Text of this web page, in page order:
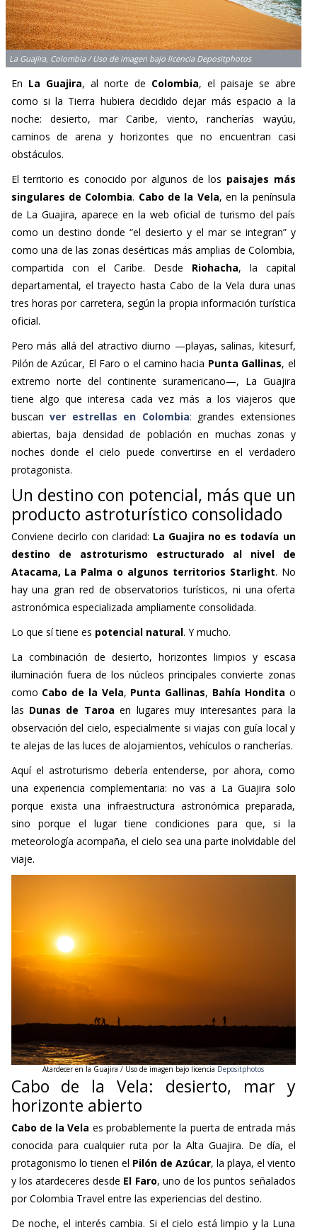
La Guajira, Colombia / Uso de imagen bajo licencia Depositphotos
En La Guajira, al norte de Colombia, el paisaje se abre
como si la Tierra hubiera decidido dejar más espacio a la
noche: desierto, mar Caribe, viento, rancherías wayúu,
caminos de arena y horizontes que no encuentran casi
obstáculos.
El territorio es conocido por algunos de los paisajes más
singulares de Colombia. Cabo de la Vela, en la península
de La Guajira, aparece en la web oficial de turismo del país
como un destino donde “el desierto y el mar se integran” y
como una de las zonas desérticas más amplias de Colombia,
compartida con el Caribe. Desde Riohacha, la capital
departamental, el trayecto hasta Cabo de la Vela dura unas
tres horas por carretera, según la propia información turística
oficial.
Pero más allá del atractivo diurno —playas, salinas, kitesurf,
Pilón de Azúcar, El Faro o el camino hacia Punta Gallinas, el
extremo norte del continente suramericano—, La Guajira
tiene algo que interesa cada vez más a los viajeros que
buscan ver estrellas en Colombia: grandes extensiones
abiertas, baja densidad de población en muchas zonas y
noches donde el cielo puede convertirse en el verdadero
protagonista.
Un destino con potencial, más que un
producto astroturístico consolidado
Conviene decirlo con claridad: La Guajira no es todavía un
destino de astroturismo estructurado al nivel de
Atacama, La Palma o algunos territorios Starlight. No
hay una gran red de observatorios turísticos, ni una oferta
astronómica especializada ampliamente consolidada.
Lo que sí tiene es potencial natural. Y mucho.
La combinación de desierto, horizontes limpios y escasa
iluminación fuera de los núcleos principales convierte zonas
como Cabo de la Vela, Punta Gallinas, Bahía Hondita o
las Dunas de Taroa en lugares muy interesantes para la
observación del cielo, especialmente si viajas con guía local y
te alejas de las luces de alojamientos, vehículos o rancherías.
Aquí el astroturismo debería entenderse, por ahora, como
una experiencia complementaria: no vas a La Guajira solo
porque exista una infraestructura astronómica preparada,
sino porque el lugar tiene condiciones para que, si la
meteorología acompaña, el cielo sea una parte inolvidable del
viaje.
Atardeceren la Guajira / Uso de imagen bajo licencia Depositphotos
Cabo de la Vela: desierto, mar y
horizonte abierto
Cabo de la Vela es probablemente la puerta de entrada más
conocida para cualquier ruta por la Alta Guajira. De día, el
protagonismo lo tienen el Pilón de Azúcar, la playa, el viento
y los atardeceres desde El Faro, uno de los puntos señalados
por Colombia Travel entre las experiencias del destino.
De noche, el interés cambia. Si el cielo está limpio y la Luna